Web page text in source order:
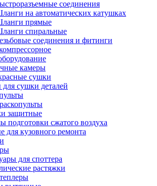
соединения
на автоматических катушках
прямые
спиральные
соединения и фитинги
камеры
сушки
сушки деталей
защитные
подготовки сжатого воздуха
для кузовного ремонта
для споттера
растяжки